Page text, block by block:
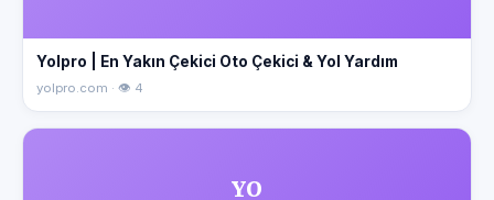
Yolpro | En Yakın Çekici Oto Çekici & Yol Yardım
yolpro.com · 👁 4
YO